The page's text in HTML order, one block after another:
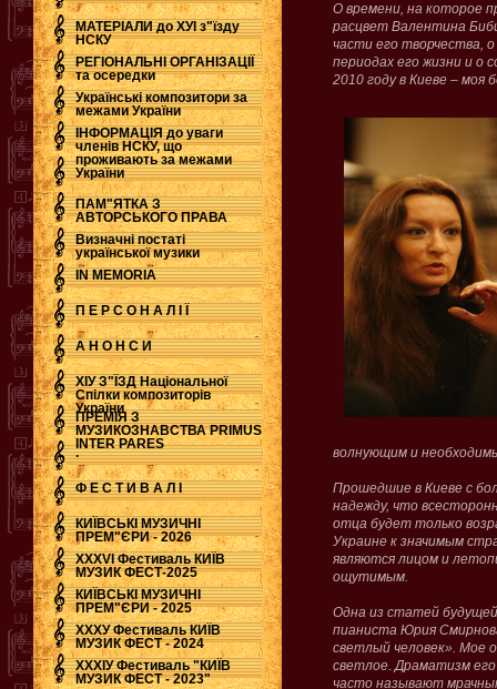
МАТЕРІАЛИ до ХУІ з"їзду
НСКУ
РЕГІОНАЛЬНІ ОРГАНІЗАЦІЇ
та осередки
Українські композитори за
межами України
ІНФОРМАЦІЯ до уваги
членів НСКУ, що
проживають за межами
України
ПАМ"ЯТКА З
АВТОРСЬКОГО ПРАВА
Визначні постаті
української музики
IN MEMORIA
П Е Р С О Н А Л І Ї
А Н О Н С И
ХІУ З"ЇЗД Національної
Спілки композиторів
України
ПРЕМІЯ З
МУЗИКОЗНАВСТВА PRIMUS
INTER PARES
.
Ф Е С Т И В А Л І
КИЇВСЬКІ МУЗИЧНІ
ПРЕМ"ЄРИ - 2026
ХХХVI Фестиваль КИЇВ
МУЗИК ФЕСТ-2025
КИЇВСЬКІ МУЗИЧНІ
ПРЕМ"ЄРИ - 2025
ХХХУ Фестиваль КИЇВ
МУЗИК ФЕСТ - 2024
ХХХІУ Фестиваль "КИЇВ
МУЗИК ФЕСТ - 2023"
О времени, на которое
расцвет Валентина
части его творчества,
периодах его жизни и о
2010 году в Киеве – моя
волнующим и
Прошедшие в Киеве с
надежду, что
отца будет только
Украине к значимым
являются лицом и
ощутимым.
Одна из статей
пианиста Юрия
светлый человек». Мое
светлое. Драматизм
часто называют